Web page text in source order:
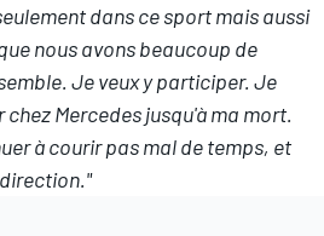
dans ce sport mais aussi
nous avons beaucoup de
Je veux y participer. Je
chez Mercedes jusqu'à ma mort.
à courir pas mal de temps, et